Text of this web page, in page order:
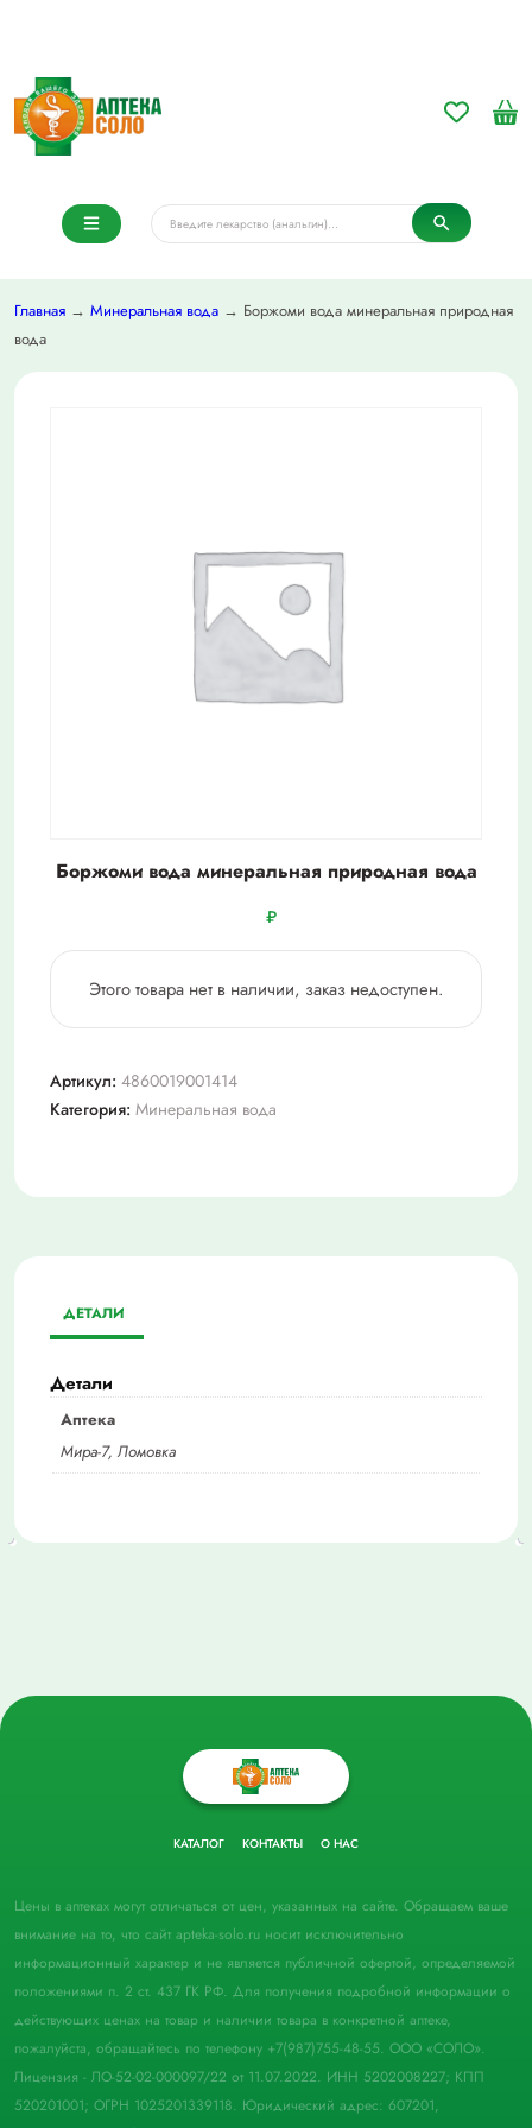
Главная → Минеральная вода → Боржоми вода минеральная природная
вода
Боржоми вода минеральная природная вода
₽
Этого товара нет в наличии, заказ недоступен.
Артикул: 4860019001414
Категория: Минеральная вода
ДЕТАЛИ
Детали
Аптека
Мира-7, Ломовка
КАТАЛОГ КОНТАКТЫ О НАС
Цены в аптеках могут отличаться от цен, указанных на сайте. Обращаем ваше
внимание на то, что сайт apteka-solo.ru носит исключительно
информационный характер и не является публичной офертой, определяемой
положениями п. 2 ст. 437 ГК РФ. Для получения подробной информации о
действующих ценах на товар и наличии товара в конкретной аптеке,
пожалуйста, обращайтесь по телефону +7(987)755-48-55. ООО «СОЛО».
Лицензия - ЛО-52-02-000097/22 от 11.07.2022. ИНН 5202008227; КПП
520201001; ОГРН 1025201339118. Юридический адрес: 607201,